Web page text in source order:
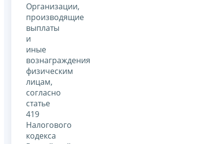
Организации,
производящие
выплаты
и
иные
вознаграждения
физическим
лицам,
согласно
статье
419
Налогового
кодекса